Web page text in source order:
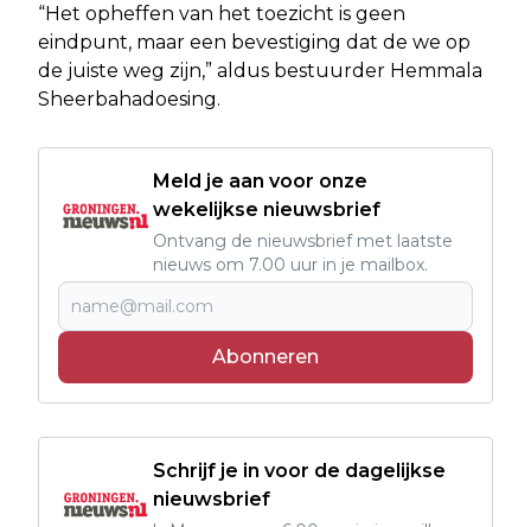
“Het opheffen van het toezicht is geen
eindpunt, maar een bevestiging dat de we op
de juiste weg zijn,” aldus bestuurder Hemmala
Sheerbahadoesing.
Meld je aan voor onze
wekelijkse nieuwsbrief
Ontvang de nieuwsbrief met laatste
nieuws om 7.00 uur in je mailbox.
Abonneren
Schrijf je in voor de dagelijkse
nieuwsbrief